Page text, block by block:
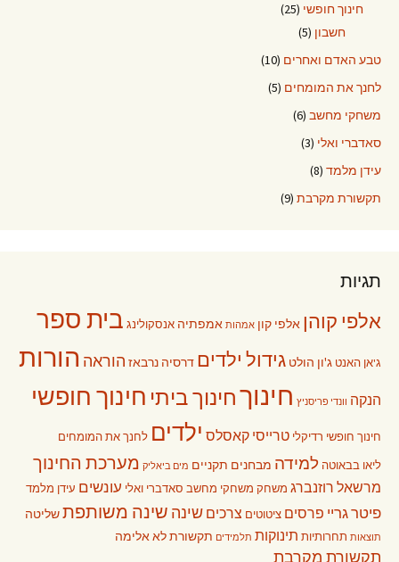
חינוך חופשי (25)
חשבון (5)
טבע האדם ואחרים (10)
לחנך את המומחים (5)
משחקי מחשב (6)
סאדברי ואלי (3)
עידן מלמד (8)
תקשורת מקרבת (9)
תגיות
אלפי קוהן אלפי קון אמהות אמפתיה אנסקולינג בית ספר
ג'אן האנט ג'ון הולט גידול ילדים דרסיה נרבאז הוראה הורות
הנקה וונדי פריסניץ חינוךחינוך ביתי חינוך חופשי
חינוך חופשי רדיקלי טרייסי קאסלס ילדים לחנך את המומחים
ליאו בבאוטה למידה מבחנים תקניים מים ביאליק מערכת החינוך
מרשאל רוזנברג משחק משחקי מחשב סאדברי ואלי עונשים עידן מלמד
פיטר גריי פרסים ציטוטים צרכים שינה שינה משותפתשליטה
תוצאות תחרותיות תינוקות תלמידים תקשורת לא אלימה
תקשורת מקרבת